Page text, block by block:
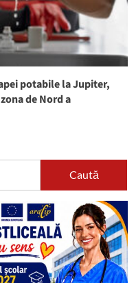
potabile la Jupiter,
de Nord a